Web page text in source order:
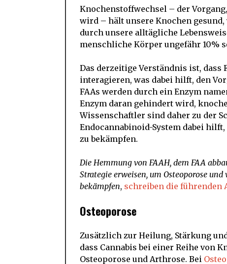
Knochenstoffwechsel – der
wird – hält unsere Knochen
durch unsere alltägliche
menschliche Körper ungefähr 10%
Das derzeitige Verständnis ist, dass
interagieren, was dabei hilft, den
FAAs werden durch ein Enzym
Enzym daran gehindert wird,
Wissenschaftler sind daher zu der
Endocannabinoid-System dabei
zu bekämpfen.
Die Hemmung von FAAH, dem FAA
Strategie erweisen, um Osteoporose
bekämpfen, schreiben die führenden
Osteoporose
Zusätzlich zur Heilung, Stärkung
dass Cannabis bei einer Reihe von
Osteoporose und Arthrose. Bei